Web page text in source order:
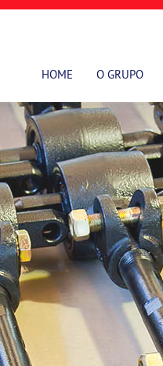
HOME O GRUPO